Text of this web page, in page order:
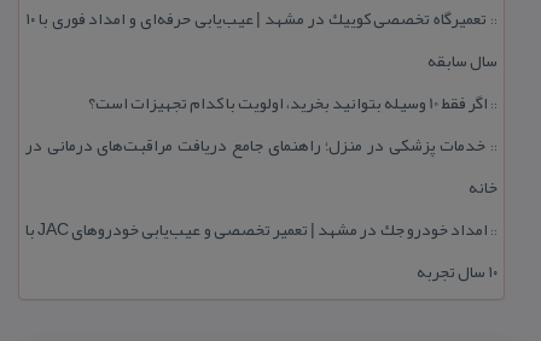
::
تعمیرگاه تخصصی كوییك در مشهد | عیب‌یابی حرفه‌ای و امداد فوری با ۱۰
سال سابقه
:: اگر فقط 10 وسیله بتوانید بخرید، اولویت با كدام تجهیزات است؟
:: خدمات پزشكی در منزل؛ راهنمای جامع دریافت مراقبت‌های درمانی در
خانه
::
امداد خودرو جك در مشهد | تعمیر تخصصی و عیب‌یابی خودروهای JAC با
۱۰ سال تجربه